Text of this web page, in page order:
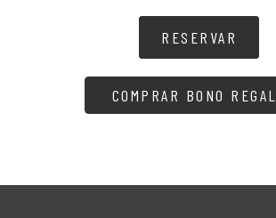
RESERVAR
COMPRAR BONO